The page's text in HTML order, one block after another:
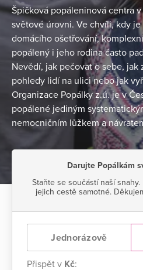
Špičková popáleninová centra
světové úrovni. Ve chvíli, kdy
domácího ošetřování,
popálený i jeho rodina často
Nevědí, jak pečovat o sebe,
pohledy lidí na ulici nebo jak
Organizace Popálky z.ú. je v
popálené jediným
nemocničním lůžkem a
Darujte Popálkám
Staňte se součástí naší
jejich cestě samotné.
Jednorázově
Přispět v Kč: